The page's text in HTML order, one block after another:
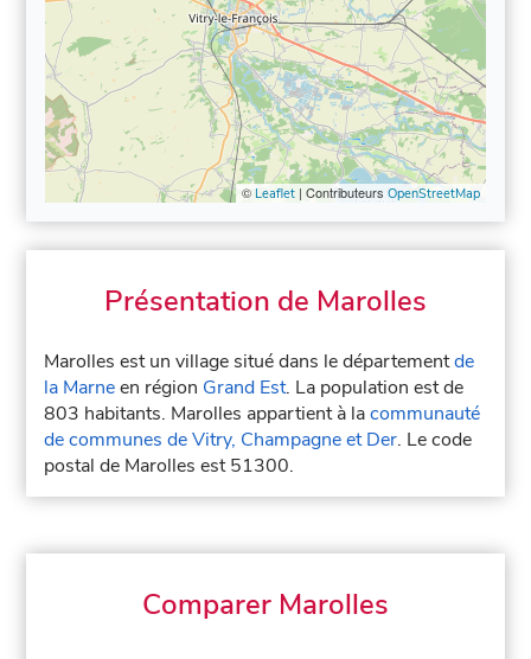
© Leaflet| Contributeurs OpenStreetMap
Présentation de Marolles
Marolles est un village situé dans le départementde
la Marneen région Grand Est. La population est de
803 habitants. Marolles appartient à lacommunauté
de communes de Vitry, Champagne et Der. Le code
postal de Marolles est 51300.
Comparer Marolles